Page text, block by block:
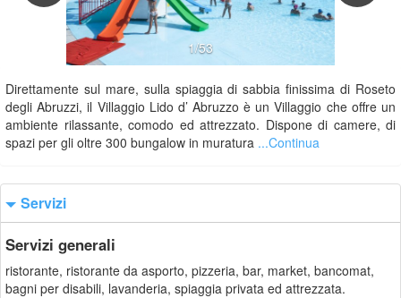
1/53
Direttamente sul mare, sulla spiaggia di sabbia finissima di Roseto
degli Abruzzi, il Villaggio Lido d’ Abruzzo è un Villaggio che offre un
ambiente rilassante, comodo ed attrezzato. Dispone di camere, di
spazi per gli oltre 300 bungalow in muratura ...Continua
Servizi
Servizi generali
ristorante, ristorante da asporto, pizzeria, bar, market, bancomat,
bagni per disabili, lavanderia, spiaggia privata ed attrezzata.